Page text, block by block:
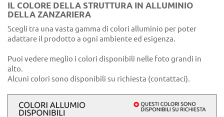
IL COLORE DELLA STRUTTURA IN ALLUMINIO
DELLA ZANZARIERA
Scegli tra una vasta gamma di colori alluminio per poter
adattare il prodotto a ogni ambiente ed esigenza.
Puoi vedere meglio i colori disponibili nelle foto grandi in
alto.
Alcuni colori sono disponibili su richiesta (contattaci).